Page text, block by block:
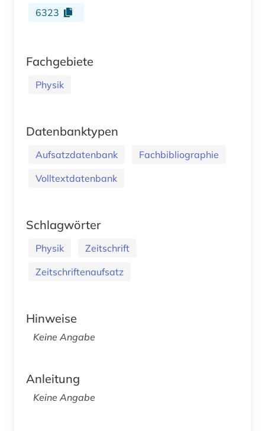
6323
Fachgebiete
Physik
Datenbanktypen
Aufsatzdatenbank
Fachbibliographie
Volltextdatenbank
Schlagwörter
Physik
Zeitschrift
Zeitschriftenaufsatz
Hinweise
Keine Angabe
Anleitung
Keine Angabe